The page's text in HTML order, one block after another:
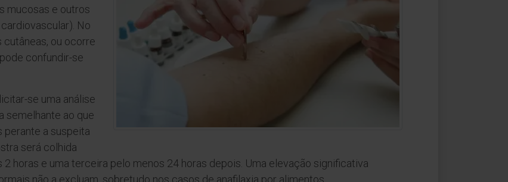
mucosas e outros
No
ou ocorre
confundir-se
se uma análise
semelhante ao que
perante a suspeita
será colhida
horas e uma terceira pelo menos 24 horas depois. Uma elevação significativa
não a excluam, sobretudo nos casos de anafilaxia por alimentos.